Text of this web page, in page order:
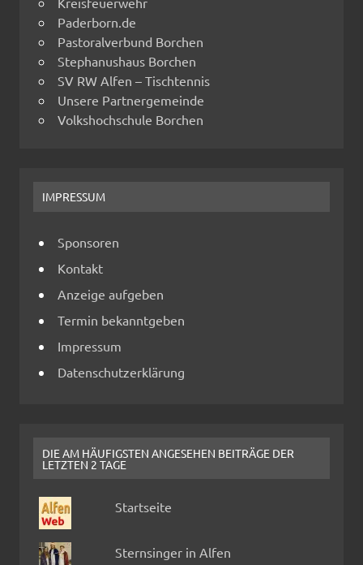
Paderborn.de
Pastoralverbund Borchen
Stephanushaus Borchen
SV RW Alfen – Tischtennis
Unsere Partnergemeinde
Volkshochschule Borchen
IMPRESSUM
Sponsoren
Kontakt
Anzeige aufgeben
Termin bekanntgeben
Impressum
Datenschutzerklärung
DIE AM HÄUFIGSTEN ANGESEHEN BEITRÄGE DER
LETZTEN 2 TAGE
Startseite
Sternsinger in Alfen